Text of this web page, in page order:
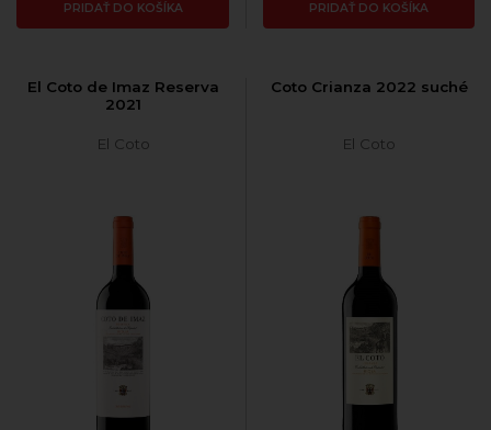
PRIDAŤ DO KOŠÍKA PRIDAŤ DO KOŠÍKA
El Coto de Imaz Reserva
2021
El Coto
Coto Crianza 2022 suché
El Coto